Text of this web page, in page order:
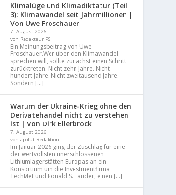
Klimalüge und Klimadiktatur (Teil
3): Klimawandel seit Jahrmillionen |
Von Uwe Froschauer
7. August 2026
von Redakteur PS
Ein Meinungsbeitrag von Uwe
Froschauer.Wer über den Klimawandel
sprechen will, sollte zunächst einen Schritt
zurücktreten. Nicht zehn Jahre. Nicht
hundert Jahre. Nicht zweitausend Jahre.
Sondern […]
Warum der Ukraine-Krieg ohne den
Derivatehandel nicht zu verstehen
ist | Von Dirk Ellerbrock
7. August 2026
von apolut Redaktion
Im Januar 2026 ging der Zuschlag für eine
der wertvollsten unerschlossenen
Lithiumlagerstätten Europas an ein
Konsortium um die Investmentfirma
TechMet und Ronald S. Lauder, einen […]